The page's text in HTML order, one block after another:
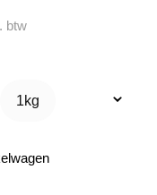
btw
1kg
1kg